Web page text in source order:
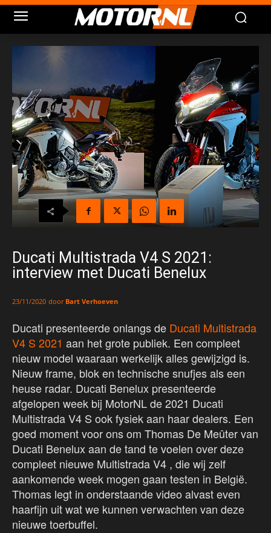
Ducati Multistrada V4 S 2021:
interview met Ducati Benelux
23/11/2020 door Bart Verhoeven
Ducati presenteerde onlangs de Ducati Multistrada
V4 S 2021 aan het grote publiek. Een compleet
nieuw model waaraan werkelijk alles gewijzigd is.
Nieuw frame, blok en technische snufjes als een
heuse radar. Ducati Benelux presenteerde
afgelopen week bij MotorNL de 2021 Ducati
Multistrada V4 S ook fysiek aan haar dealers. Een
goed moment voor ons om Thomas De Meûter van
Ducati Benelux aan de tand te voelen over deze
compleet nieuwe Multistrada V4 , die wij zelf
aankomende week mogen gaan testen in België.
Thomas legt in onderstaande video alvast even
haarfijn uit wat we kunnen verwachten van deze
nieuwe toerbuffel.